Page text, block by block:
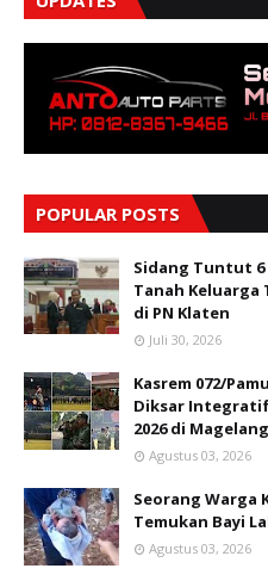
POPULAR POSTS
Sidang Tuntut 6
Tanah Keluarga
di PN Klaten
Juli 30, 2026
Kasrem 072/
Diksar Integratif
2026 di Magelang
Agustus 03, 2026
Seorang Warga
Temukan Bayi
Agustus 03, 2026